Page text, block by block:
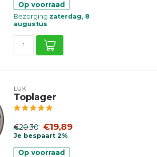
Op voorraad
Bezorging zaterdag, 8
augustus
LUK
Toplager
€20,30 €19,89
Je bespaart 2%
Op voorraad